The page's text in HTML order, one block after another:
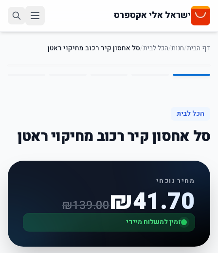
ישראל אלי אקספרס
דף הבית/חנות/הכל לבית/סל אחסון קיר רכוב מחיקוי ראטן
1
/
5
הכל לבית
סל אחסון קיר רכוב מחיקוי ראטן
מחיר נוכחי
₪41.70
₪139.00
זמין למשלוח מיידי